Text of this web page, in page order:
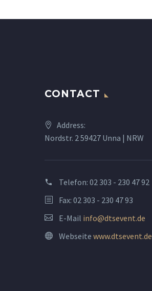
CONTACT
Address:
Nordstr. 2 59427 Unna | NRW
Telefon: 02 303 - 230 47 92
Fax: 02 303 - 230 47 93
E-Mail info@dtsevent.de
Webseite www.dtsevent.de